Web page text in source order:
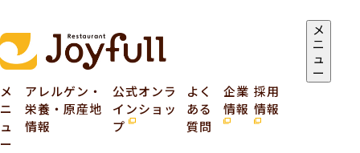
メ
ニ
ュ
ー
メ
ニ
ュ
ー
アレルゲン・
栄養・原産地
情報
公式オンラ
インショッ
プ
よく
ある
質問
企業
情報
採用
情報